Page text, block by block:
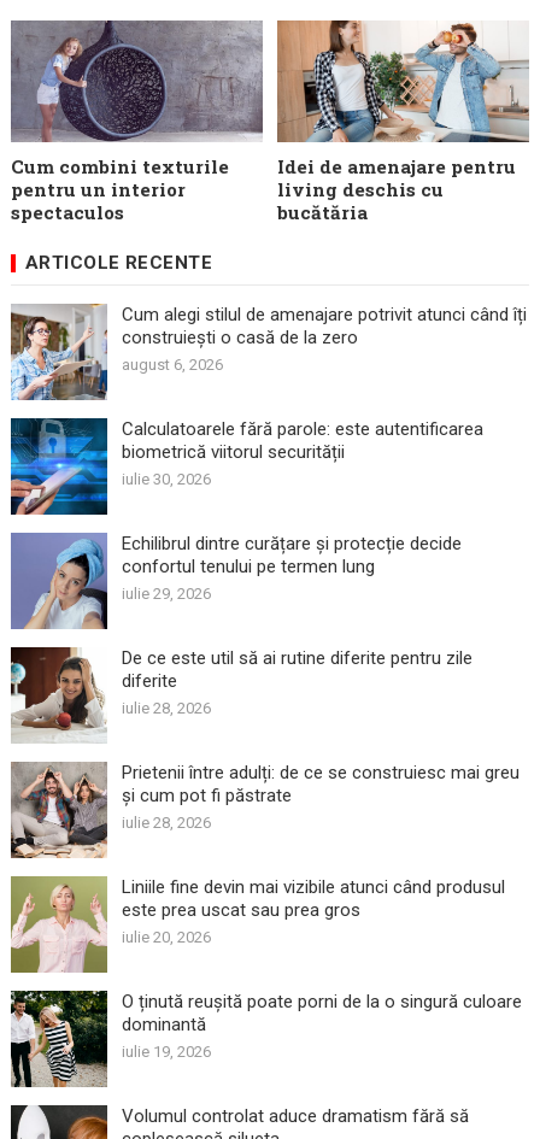
Cum combini texturile
pentru un interior
spectaculos
Idei de amenajare pentru
living deschis cu
bucătăria
ARTICOLE RECENTE
Cum alegi stilul de amenajare potrivit atunci când îți
construiești o casă de la zero
august 6, 2026
Calculatoarele fără parole: este autentificarea
biometrică viitorul securității
iulie 30, 2026
Echilibrul dintre curățare și protecție decide
confortul tenului pe termen lung
iulie 29, 2026
De ce este util să ai rutine diferite pentru zile
diferite
iulie 28, 2026
Prietenii între adulți: de ce se construiesc mai greu
și cum pot fi păstrate
iulie 28, 2026
Liniile fine devin mai vizibile atunci când produsul
este prea uscat sau prea gros
iulie 20, 2026
O ținută reușită poate porni de la o singură culoare
dominantă
iulie 19, 2026
Volumul controlat aduce dramatism fără să